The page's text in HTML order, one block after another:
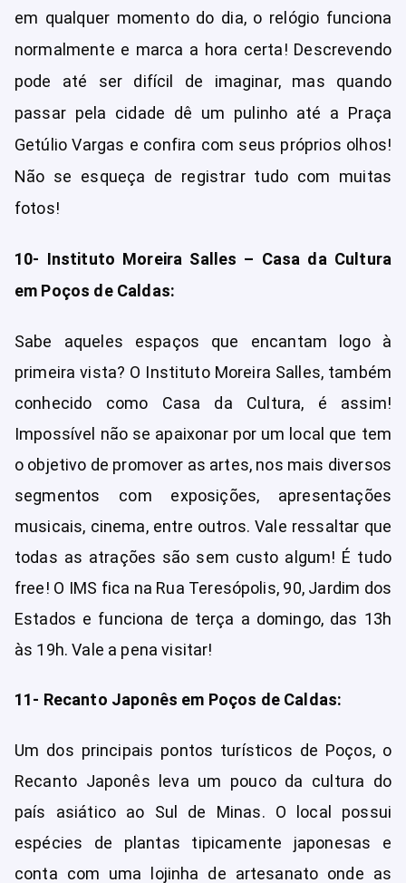
em qualquer momento do dia, o relógio funciona
normalmente e marca a hora certa! Descrevendo
pode até ser difícil de imaginar, mas quando
passar pela cidade dê um pulinho até a Praça
Getúlio Vargas e confira com seus próprios olhos!
Não se esqueça de registrar tudo com muitas
fotos!
10- Instituto Moreira Salles – Casa da Cultura
em Poços de Caldas:
Sabe aqueles espaços que encantam logo à
primeira vista? O Instituto Moreira Salles, também
conhecido como Casa da Cultura, é assim!
Impossível não se apaixonar por um local que tem
o objetivo de promover as artes, nos mais diversos
segmentos com exposições, apresentações
musicais, cinema, entre outros. Vale ressaltar que
todas as atrações são sem custo algum! É tudo
free! O IMS fica na Rua Teresópolis, 90, Jardim dos
Estados e funciona de terça a domingo, das 13h
às 19h. Vale a pena visitar!
11- Recanto Japonês em Poços de Caldas:
Um dos principais pontos turísticos de Poços, o
Recanto Japonês leva um pouco da cultura do
país asiático ao Sul de Minas. O local possui
espécies de plantas tipicamente japonesas e
conta com uma lojinha de artesanato onde as